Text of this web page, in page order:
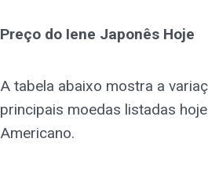
Preço do Iene Japonês Hoje
A tabela abaixo mostra a
principais moedas listadas
Americano.